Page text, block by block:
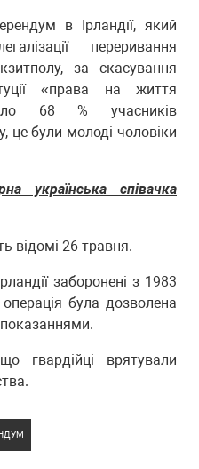
в Ірландії, який
переривання
за скасування
«права на життя
68 % учасників
це були молоді чоловіки
українська співачка
відомі 26 травня.
заборонені з 1983
була дозволена
гвардійці врятували